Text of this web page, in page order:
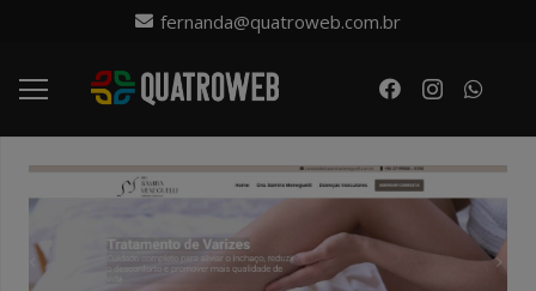
fernanda@quatroweb.com.br